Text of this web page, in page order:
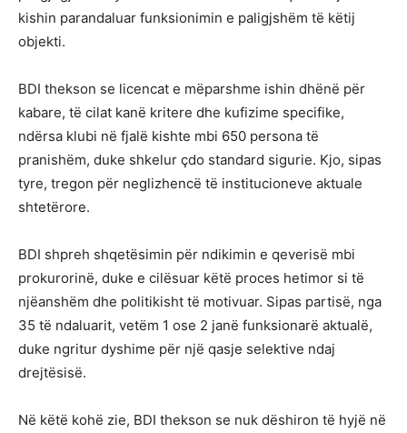
kishin parandaluar funksionimin e paligjshëm të këtij
objekti.
BDI thekson se licencat e mëparshme ishin dhënë për
kabare, të cilat kanë kritere dhe kufizime specifike,
ndërsa klubi në fjalë kishte mbi 650 persona të
pranishëm, duke shkelur çdo standard sigurie. Kjo, sipas
tyre, tregon për neglizhencë të institucioneve aktuale
shtetërore.
BDI shpreh shqetësimin për ndikimin e qeverisë mbi
prokurorinë, duke e cilësuar këtë proces hetimor si të
njëanshëm dhe politikisht të motivuar. Sipas partisë, nga
35 të ndaluarit, vetëm 1 ose 2 janë funksionarë aktualë,
duke ngritur dyshime për një qasje selektive ndaj
drejtësisë.
Në këtë kohë zie, BDI thekson se nuk dëshiron të hyjë në